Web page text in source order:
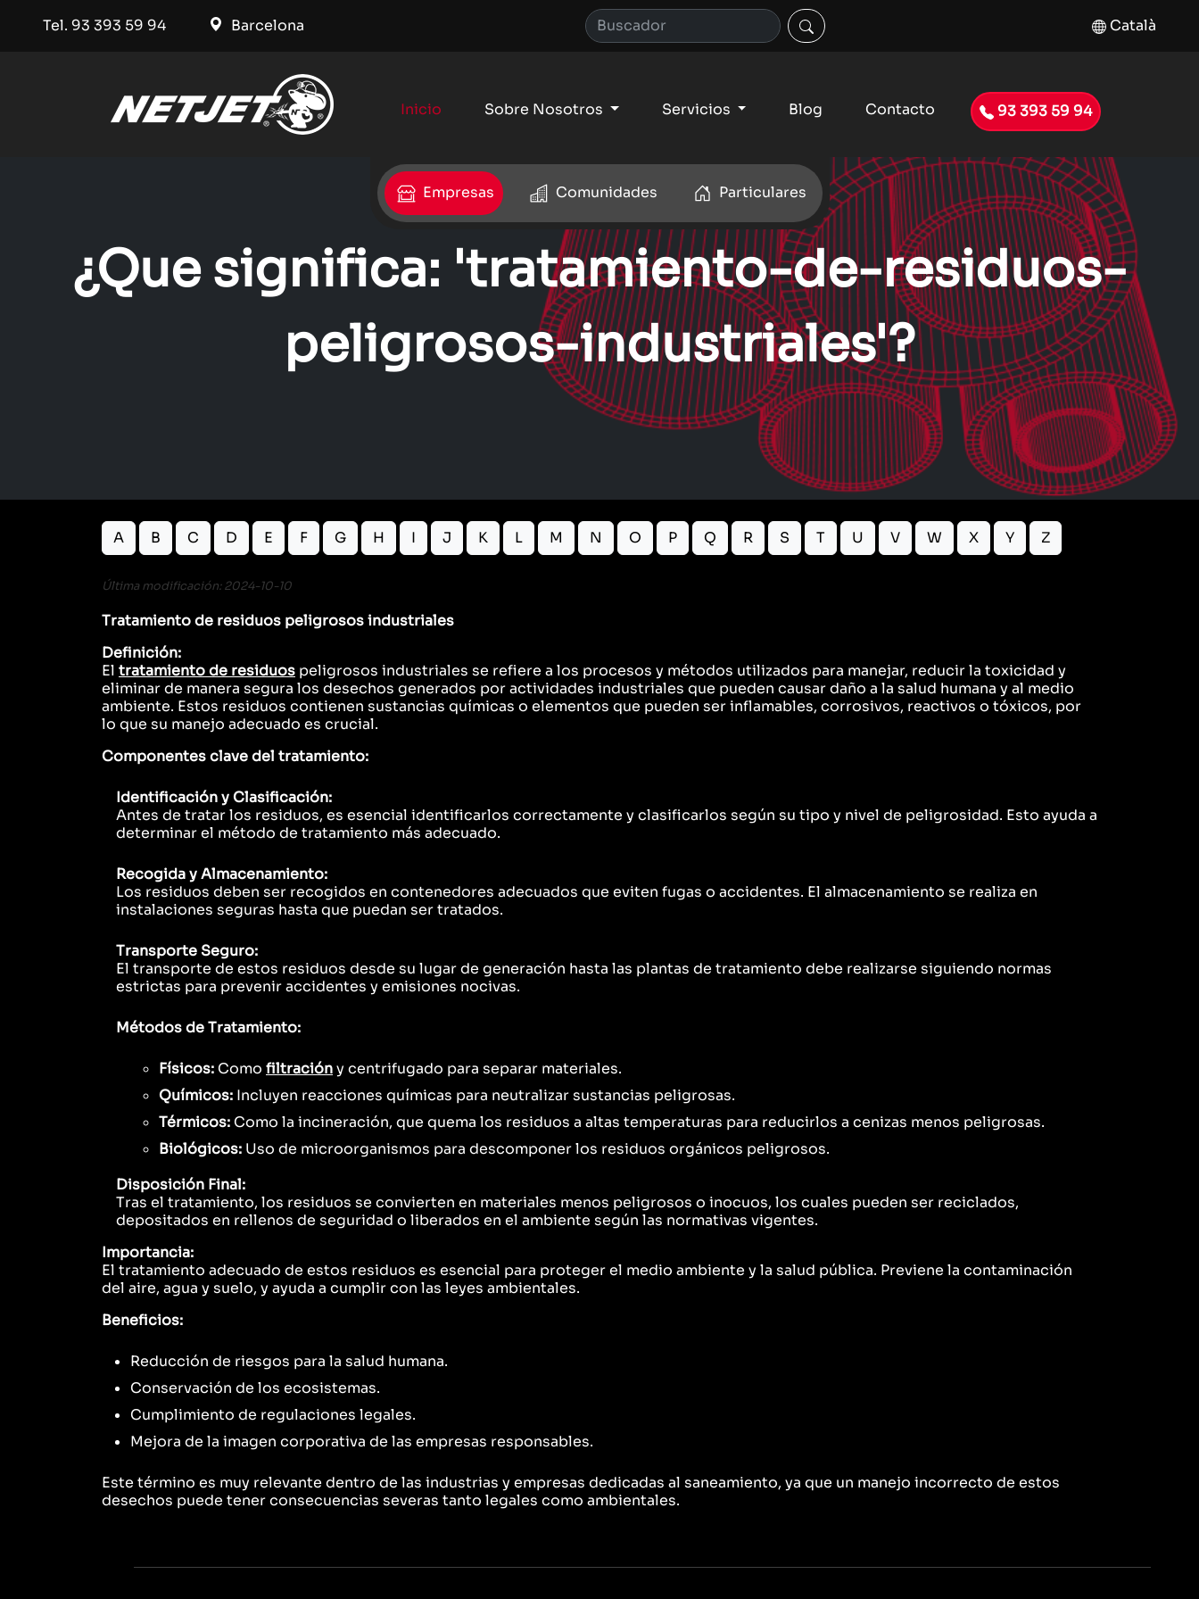
Tel. 93 393 59 94 Barcelona Català
Inicio Sobre Nosotros Servicios Blog Contacto 93 393 59 94
Empresas Comunidades Particulares
¿Que significa: 'tratamiento-de-residuos-
peligrosos-industriales'?
A B C D E F G H I J K L M N O P Q R S T U V W X Y Z
Última modificación: 2024-10-10
Tratamiento de residuos peligrosos industriales
Definición:
El tratamiento de residuos peligrosos industriales se refiere a los procesos y métodos utilizados para manejar, reducir la toxicidad y
eliminar de manera segura los desechos generados por actividades industriales que pueden causar daño a la salud humana y al medio
ambiente. Estos residuos contienen sustancias químicas o elementos que pueden ser inflamables, corrosivos, reactivos o tóxicos, por
lo que su manejo adecuado es crucial.
Componentes clave del tratamiento:
Identificación y Clasificación:
Antes de tratar los residuos, es esencial identificarlos correctamente y clasificarlos según su tipo y nivel de peligrosidad. Esto ayuda a
determinar el método de tratamiento más adecuado.
Recogida y Almacenamiento:
Los residuos deben ser recogidos en contenedores adecuados que eviten fugas o accidentes. El almacenamiento se realiza en
instalaciones seguras hasta que puedan ser tratados.
Transporte Seguro:
El transporte de estos residuos desde su lugar de generación hasta las plantas de tratamiento debe realizarse siguiendo normas
estrictas para prevenir accidentes y emisiones nocivas.
Métodos de Tratamiento:
Físicos: Como filtracióny centrifugado para separar materiales.
Químicos: Incluyen reacciones químicas para neutralizar sustancias peligrosas.
Térmicos: Como la incineración, que quema los residuos a altas temperaturas para reducirlos a cenizas menos peligrosas.
Biológicos: Uso de microorganismos para descomponer los residuos orgánicos peligrosos.
Disposición Final:
Tras el tratamiento, los residuos se convierten en materiales menos peligrosos o inocuos, los cuales pueden ser reciclados,
depositados en rellenos de seguridad o liberados en el ambiente según las normativas vigentes.
Importancia:
El tratamiento adecuado de estos residuos es esencial para proteger el medio ambiente y la salud pública. Previene la contaminación
del aire, agua y suelo, y ayuda a cumplir con las leyes ambientales.
Beneficios:
Reducción de riesgos para la salud humana.
Conservación de los ecosistemas.
Cumplimiento de regulaciones legales.
Mejora de la imagen corporativa de las empresas responsables.
Este término es muy relevante dentro de las industrias y empresas dedicadas al saneamiento, ya que un manejo incorrecto de estos
desechos puede tener consecuencias severas tanto legales como ambientales.